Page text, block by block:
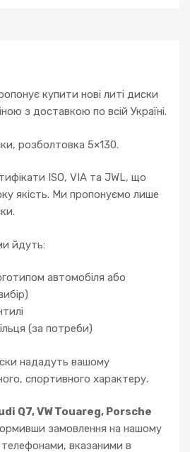
купити нові литі диски
з доставкою по всій Україні.
розболтовка 5×130.
ISO, VIA та JWL, що
якість. Ми пропонуємо лише
йдуть:
автомобіля або
(за потреби)
нададуть вашому
спортивного характеру.
Q7, VW Touareg, Porsche
замовлення на нашому
вказаними в